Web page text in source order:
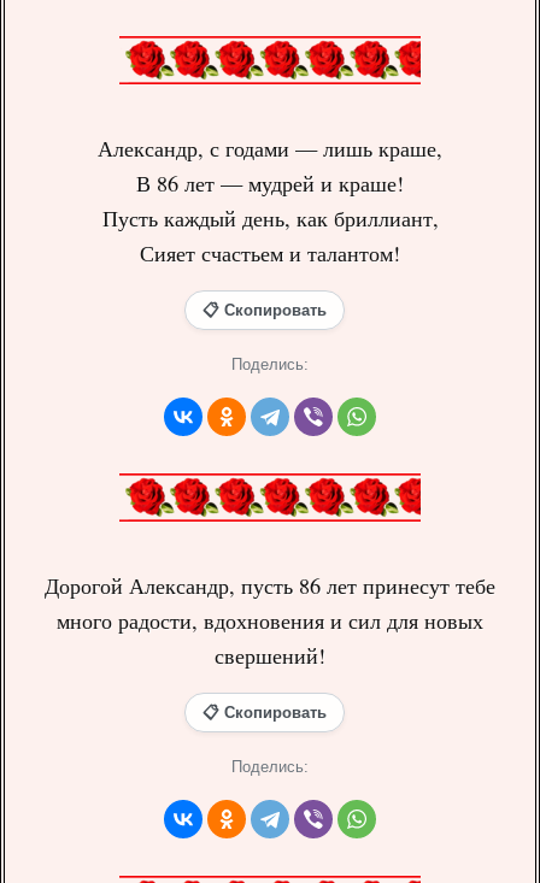
Александр, с годами — лишь краше,
В 86 лет — мудрей и краше!
Пусть каждый день, как бриллиант,
Сияет счастьем и талантом!
📋 Скопировать
Поделись:
Дорогой Александр, пусть 86 лет принесут тебе
много радости, вдохновения и сил для новых
свершений!
📋 Скопировать
Поделись: